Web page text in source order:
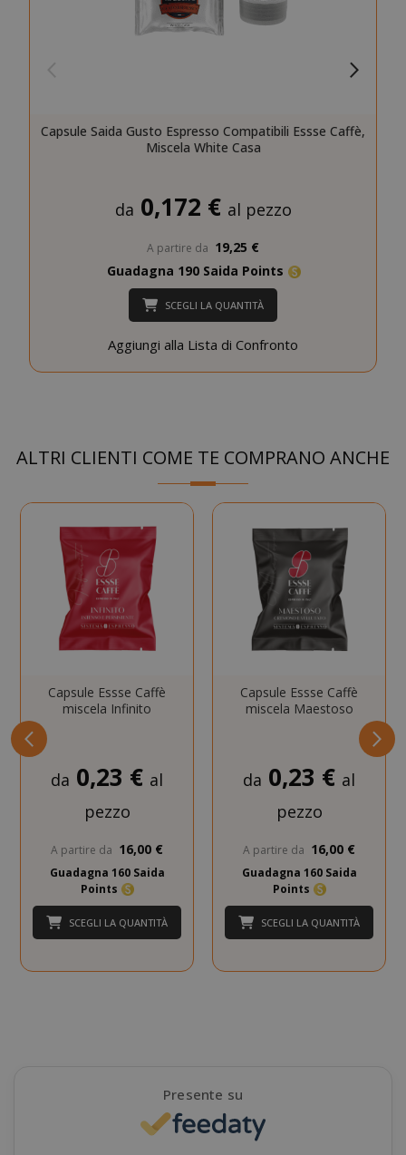
Capsule Saida Gusto Espresso Compatibili Essse Caffè,
Miscela White Casa
da 0,172 € al pezzo
A partire da 19,25 €
Guadagna 190 Saida Points
SCEGLI LA QUANTITÀ
Aggiungi alla Lista di Confronto
ALTRI CLIENTI COME TE COMPRANO ANCHE
Capsule Essse Caffè
miscela Infinito
da 0,23 € al
pezzo
A partire da 16,00 €
Guadagna 160 Saida
Points
SCEGLI LA QUANTITÀ
Capsule Essse Caffè
miscela Maestoso
da 0,23 € al
pezzo
A partire da 16,00 €
Guadagna 160 Saida
Points
SCEGLI LA QUANTITÀ
Presente su
CookieScriptConsent
SADEVSESSID
_GRECAPTCHA
Adobe Inc.